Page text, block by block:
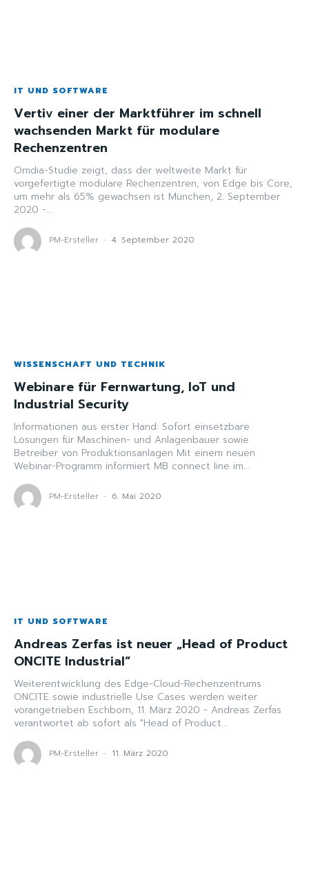
IT UND SOFTWARE
Vertiv einer der Marktführer im schnell
wachsenden Markt für modulare
Rechenzentren
Omdia-Studie zeigt, dass der weltweite Markt für
vorgefertigte modulare Rechenzentren, von Edge bis Core,
um mehr als 65% gewachsen ist München, 2. September
2020 -...
PM-Ersteller - 4. September 2020
WISSENSCHAFT UND TECHNIK
Webinare für Fernwartung, IoT und
Industrial Security
Informationen aus erster Hand: Sofort einsetzbare
Lösungen für Maschinen- und Anlagenbauer sowie
Betreiber von Produktionsanlagen Mit einem neuen
Webinar-Programm informiert MB connect line im...
PM-Ersteller - 6. Mai 2020
IT UND SOFTWARE
Andreas Zerfas ist neuer „Head of Product
ONCITE Industrial“
Weiterentwicklung des Edge-Cloud-Rechenzentrums
ONCITE sowie industrielle Use Cases werden weiter
vorangetrieben Eschborn, 11. März 2020 - Andreas Zerfas
verantwortet ab sofort als "Head of Product...
PM-Ersteller - 11. März 2020